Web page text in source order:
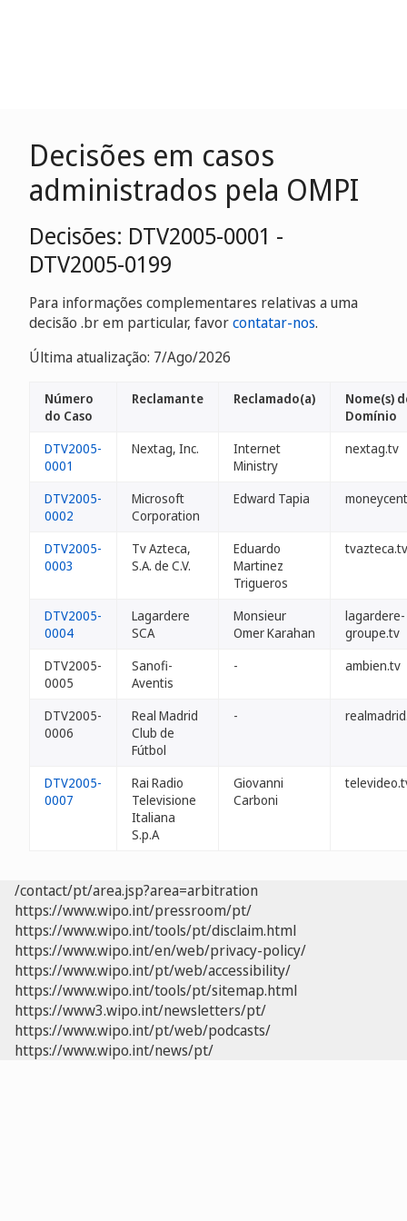
Decisões em casos
administrados pela OMPI
Decisões: DTV2005-0001 -
DTV2005-0199
Para informações complementares relativas a uma
decisão .br em particular, favorcontatar-nos.
Última atualização: 7/Ago/2026
Número
do Caso
Reclamante Reclamado(a)
Nome(s)
Domínio
DTV2005-
0001
Nextag, Inc.
Internet
Ministry
nextag.tv
DTV2005-
0002
Microsoft
Corporation
Edward Tapia
DTV2005-
0003
Tv Azteca,
S.A. de C.V.
Eduardo
Martinez
Trigueros
tvazteca.tv
DTV2005-
0004
Lagardere
SCA
Monsieur
Omer Karahan
lagardere-
groupe.tv
DTV2005-
0005
Sanofi-
Aventis
- ambien.tv
DTV2005-
0006
Real Madrid
Club de
Fútbol
-
DTV2005-
0007
Rai Radio
Televisione
Italiana
S.p.A
Giovanni
Carboni
/contact/pt/area.jsp?area=arbitration
https://www.wipo.int/pressroom/pt/
https://www.wipo.int/tools/pt/disclaim.html
https://www.wipo.int/en/web/privacy-policy/
https://www.wipo.int/pt/web/accessibility/
https://www.wipo.int/tools/pt/sitemap.html
https://www3.wipo.int/newsletters/pt/
https://www.wipo.int/pt/web/podcasts/
https://www.wipo.int/news/pt/